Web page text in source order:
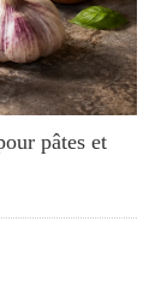
pâtes et